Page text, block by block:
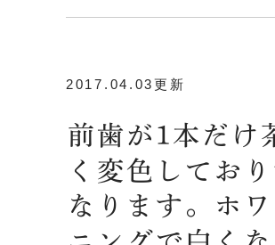
2017.04.03更新
前歯が1本だけ
く変色してお
なります。ホワ